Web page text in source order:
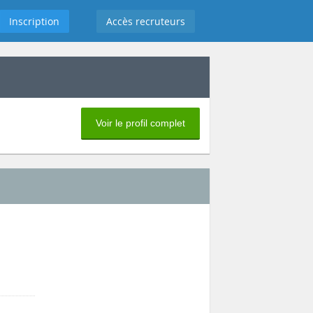
Inscription Accès recruteurs
Voir le profil complet